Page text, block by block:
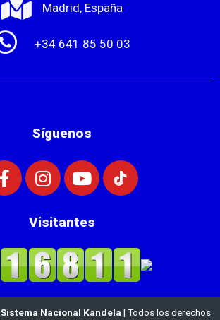
Madrid, España
+34 641 85 50 03
Síguenos
Visitantes
Sistema Nacional Kandela | Todos los derechos